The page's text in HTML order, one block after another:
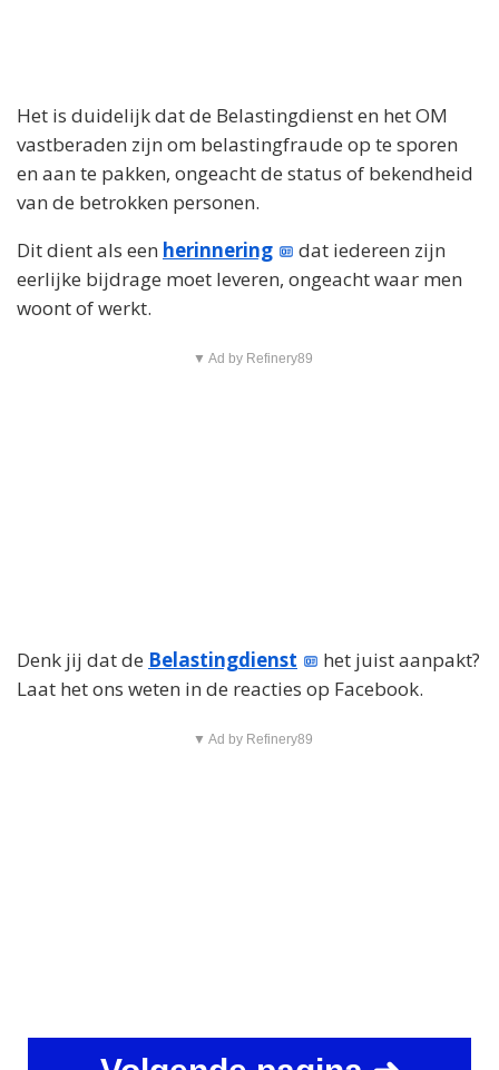
Het is duidelijk dat de Belastingdienst en het OM
vastberaden zijn om belastingfraude op te sporen
en aan te pakken, ongeacht de status of bekendheid
van de betrokken personen.
Dit dient als een herinnering
dat iedereen zijn
eerlijke bijdrage moet leveren, ongeacht waar men
woont of werkt.
▼ Ad by Refinery89
Denk jij dat de Belastingdienst
het juist aanpakt?
Laat het ons weten in de reacties op Facebook.
▼ Ad by Refinery89